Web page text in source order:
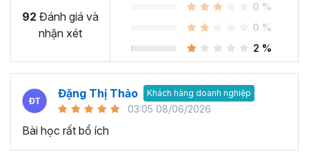
92 Đánh giá và
nhận xét
0 %
0 %
2 %
Đặng Thị Thảo Khách hàng doanh nghiệp
03:05 08/06/2026
Bài học rất bổ ích